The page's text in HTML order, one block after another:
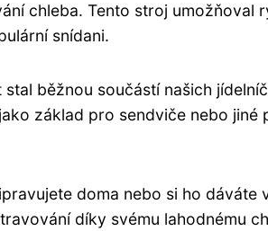
chleba. Tento stroj umožňoval
snídani.
stal běžnou součástí našich
základ pro sendviče nebo
doma nebo si ho
díky svému lahodnému